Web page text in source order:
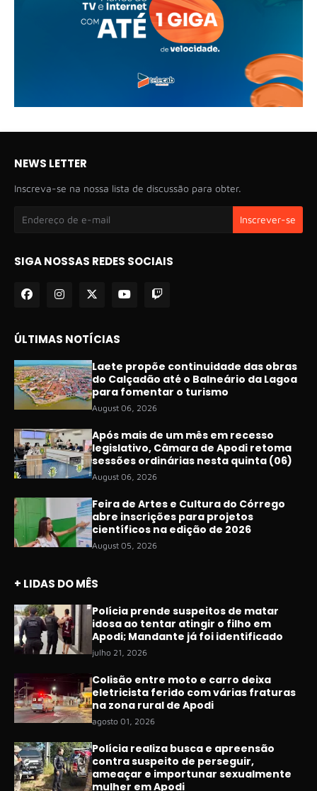
NEWS LETTER
Inscreva-se na nossa lista de discussão para obter.
SIGA NOSSAS REDES SOCIAIS
ÚLTIMAS NOTÍCIAS
Laete propõe continuidade das obras
do Calçadão até o Balneário da Lagoa
para fomentar o turismo
August 06, 2026
Após mais de um mês em recesso
legislativo, Câmara de Apodi retoma
sessões ordinárias nesta quinta (06)
August 06, 2026
Feira de Artes e Cultura do Córrego
abre inscrições para projetos
científicos na edição de 2026
August 05, 2026
+ LIDAS DO MÊS
Polícia prende suspeitos de matar
idosa ao tentar atingir o filho em
Apodi; Mandante já foi identificado
julho 21, 2026
Colisão entre moto e carro deixa
eletricista ferido com várias fraturas
na zona rural de Apodi
agosto 01, 2026
Polícia realiza busca e apreensão
contra suspeito de perseguir,
ameaçar e importunar sexualmente
mulher em Apodi